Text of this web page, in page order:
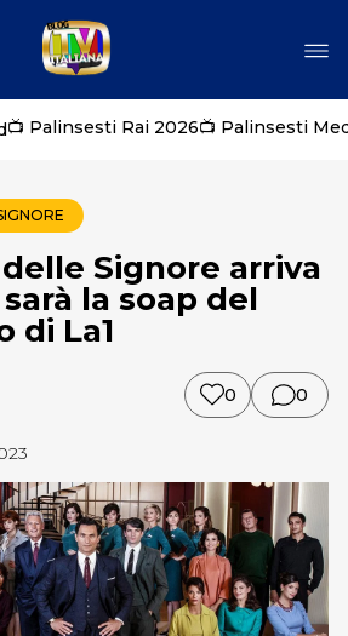
📺 Palinsesti Rai 2026📺 Palinsesti
Signore arriva
la soap del
di La1
0 0